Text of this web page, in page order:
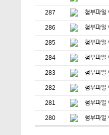
287
286
285
284
283
282
281
280